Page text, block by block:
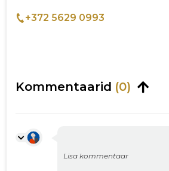
+372 5629 0993
Kommentaarid (0)